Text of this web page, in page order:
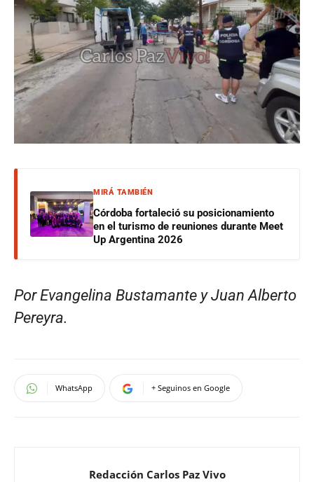
MIRÁ TAMBIÉN
Córdoba fortaleció su posicionamiento
en el turismo de reuniones durante Meet
Up Argentina 2026
Por Evangelina Bustamante y Juan Alberto
Pereyra.
WhatsApp + Seguinos en Google
Redacción Carlos Paz Vivo